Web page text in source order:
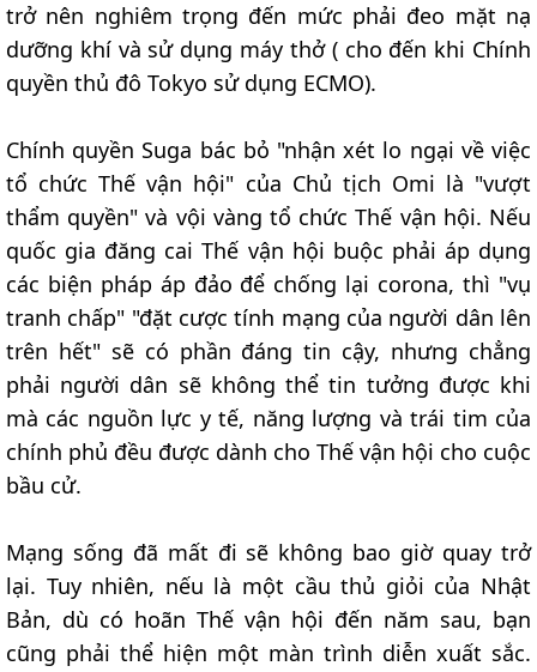
trở nên nghiêm trọng đến mức phải đeo mặt nạ
dưỡng khí và sử dụng máy thở ( cho đến khi Chính
quyền thủ đô Tokyo sử dụng ECMO).
Chính quyền Suga bác bỏ "nhận xét lo ngại về việc
tổ chức Thế vận hội" của Chủ tịch Omi là "vượt
thẩm quyền" và vội vàng tổ chức Thế vận hội. Nếu
quốc gia đăng cai Thế vận hội buộc phải áp dụng
các biện pháp áp đảo để chống lại corona, thì "vụ
tranh chấp" "đặt cược tính mạng của người dân lên
trên hết" sẽ có phần đáng tin cậy, nhưng chẳng
phải người dân sẽ không thể tin tưởng được khi
mà các nguồn lực y tế, năng lượng và trái tim của
chính phủ đều được dành cho Thế vận hội cho cuộc
bầu cử.
Mạng sống đã mất đi sẽ không bao giờ quay trở
lại. Tuy nhiên, nếu là một cầu thủ giỏi của Nhật
Bản, dù có hoãn Thế vận hội đến năm sau, bạn
cũng phải thể hiện một màn trình diễn xuất sắc.